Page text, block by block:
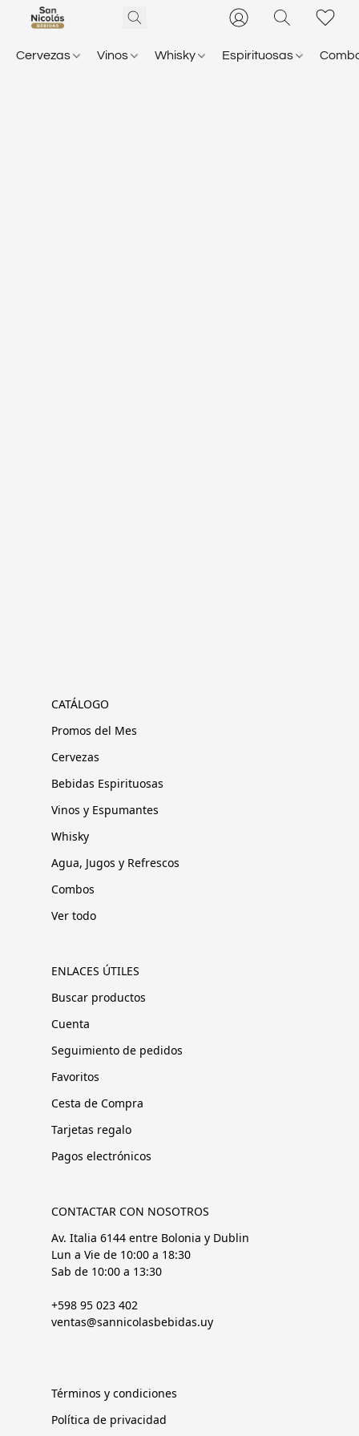
Cervezas Vinos Whisky Espirituosas
CATÁLOGO
Promos del Mes
Cervezas
Bebidas Espirituosas
Vinos y Espumantes
Whisky
Agua, Jugos y Refrescos
Combos
Ver todo
ENLACES ÚTILES
Buscar productos
Cuenta
Seguimiento de pedidos
Favoritos
Cesta de Compra
Tarjetas regalo
Pagos electrónicos
CONTACTAR CON NOSOTROS
Av. Italia 6144 entre Bolonia y Dublin
Lun a Vie de 10:00 a 18:30
Sab de 10:00 a 13:30
+598 95 023 402
ventas@sannicolasbebidas.uy
Términos y condiciones
Política de privacidad